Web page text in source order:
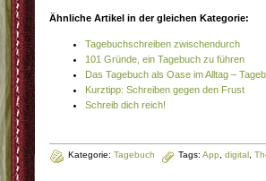
Ähnliche Artikel in der gleichen Kategorie:
Tagebuchschreiben zwischendurch
101 Gründe, ein Tagebuch zu führen
Das Tagebuch als Oase im Alltag –
Kurztipp: Schreiben gegen den Frust
Schreib dich reich!
Kategorie: Tagebuch Tags: App digital